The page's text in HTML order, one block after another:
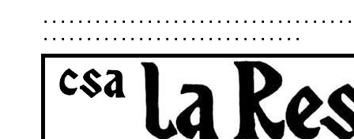
..............................